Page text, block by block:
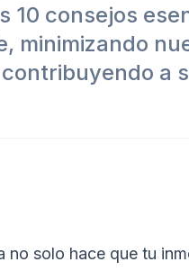
10 consejos
minimizando
a
no solo hace que tu